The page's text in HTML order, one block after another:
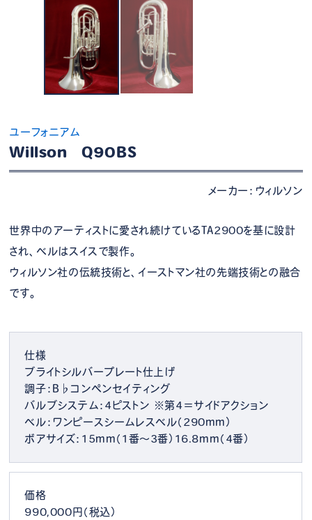
ユーフォニアム
Willson Q90BS
メーカー：ウィルソン
世界中のアーティストに愛され続けているTA2900を基に設計
され、ベルはスイスで製作。
ウィルソン社の伝統技術と、イーストマン社の先端技術との融合
です。
仕様
ブライトシルバープレート仕上げ
調子：B♭コンペンセイティング
バルブシステム：4ピストン ※第4＝サイドアクション
ベル：ワンピースシームレスベル（290mm）
ボアサイズ：15mm（1番〜3番）16.8mm（4番）
価格
990,000円（税込）